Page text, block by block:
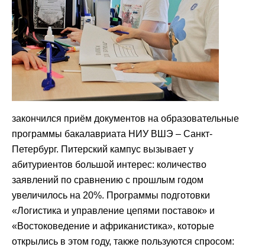
закончился приём документов на образовательные
программы бакалавриата НИУ ВШЭ – Санкт-
Петербург. Питерский кампус вызывает у
абитуриентов большой интерес: количество
заявлений по сравнению с прошлым годом
увеличилось на 20%. Программы подготовки
«Логистика и управление цепями поставок» и
«Востоковедение и африканистика», которые
открылись в этом году, также пользуются спросом: